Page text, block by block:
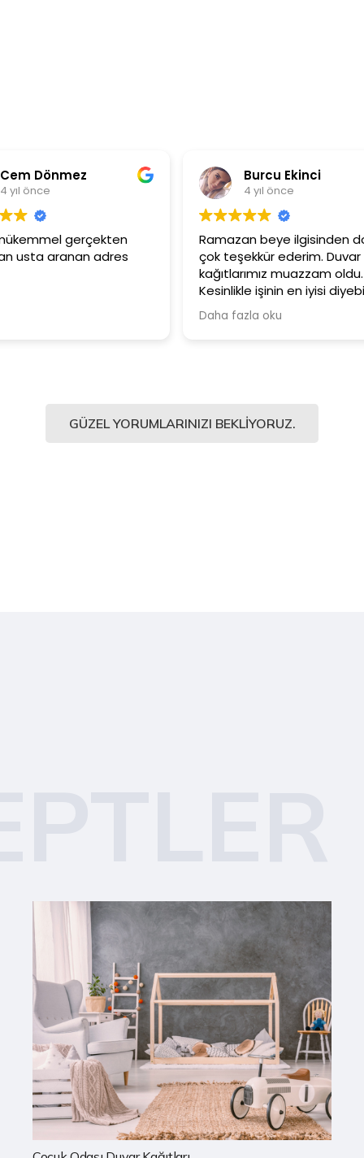
Burcu Ekinci
Ramazan beye ilgisinden dolayı
çok teşekkür ederim. Duvar
Kesinlikle işinin en iyisi diyebilirim.
Metin
Ürünler çok
Güler yüzlü ve
çalışanlarına için
GÜZEL YORUMLARINIZI BEKLIYORUZ.